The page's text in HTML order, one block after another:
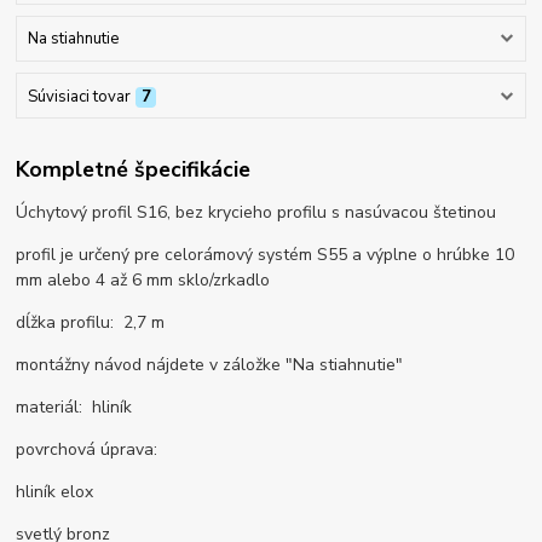
Na stiahnutie
Súvisiaci tovar 7
Kompletné špecifikácie
Úchytový profil S16, bez krycieho profilu s nasúvacou štetinou
profil je určený pre celorámový systém S55 a výplne o hrúbke 10
mm alebo 4 až 6 mm sklo/zrkadlo
dĺžka profilu: 2,7 m
montážny návod nájdete v záložke "Na stiahnutie"
materiál: hliník
povrchová úprava:
hliník elox
svetlý bronz